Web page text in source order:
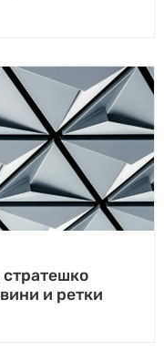
стратешко
и ретки